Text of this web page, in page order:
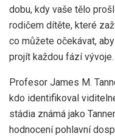
dobu, kdy vaše tělo
rodičem dítěte, které
co můžete očekávat,
projít každou fází vývoje.
Profesor James M.
kdo identifikoval
stádia známá jako
hodnocení pohlavní